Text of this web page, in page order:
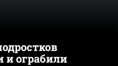
и ограбили